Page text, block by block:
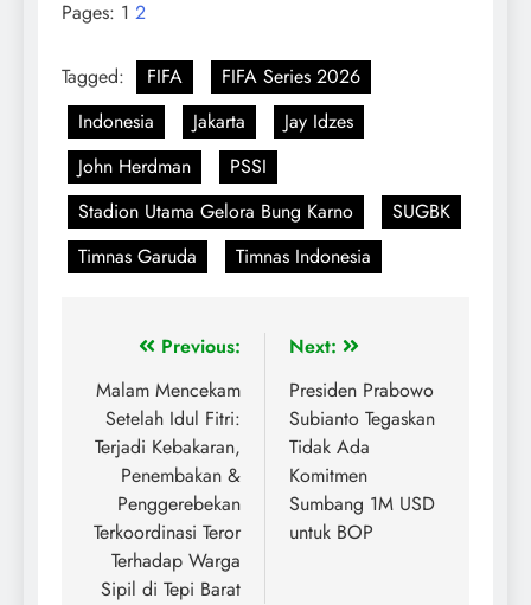
Pages: 1 2
Tagged: FIFA
FIFA Series 2026
Indonesia
Jakarta
Jay Idzes
John Herdman
PSSI
Stadion Utama Gelora Bung Karno
SUGBK
Timnas Garuda
Timnas Indonesia
Previous:
Malam Mencekam
Setelah Idul Fitri:
Terjadi Kebakaran,
Penembakan &
Penggerebekan
Terkoordinasi Teror
Terhadap Warga
Sipil di Tepi Barat
Next:
Presiden Prabowo
Subianto Tegaskan
Tidak Ada
Komitmen
Sumbang 1M USD
untuk BOP